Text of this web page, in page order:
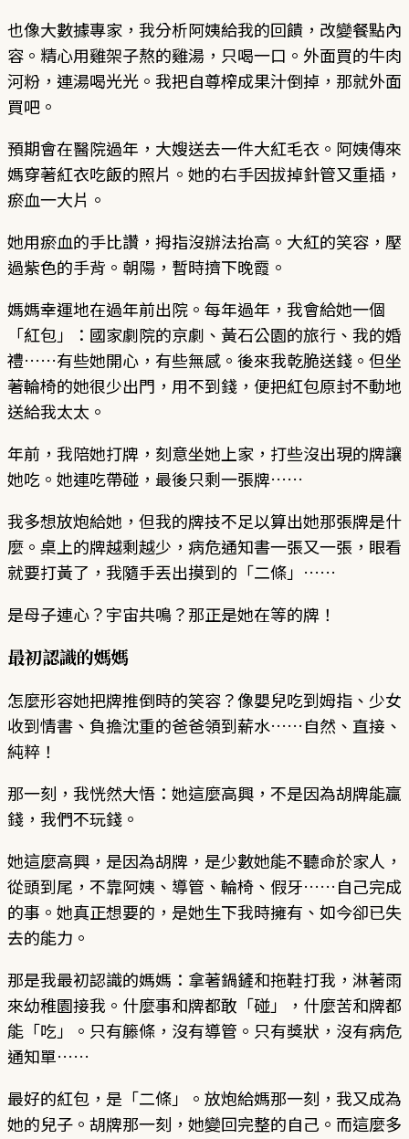
也像大數據專家，我分析阿姨給我的回饋，改變餐點內
容。精心用雞架子熬的雞湯，只喝一口。外面買的牛肉
河粉，連湯喝光光。我把自尊榨成果汁倒掉，那就外面
買吧。
預期會在醫院過年，大嫂送去一件大紅毛衣。阿姨傳來
媽穿著紅衣吃飯的照片。她的右手因拔掉針管又重插，
瘀血一大片。
她用瘀血的手比讚，拇指沒辦法抬高。大紅的笑容，壓
過紫色的手背。朝陽，暫時擠下晚霞。
媽媽幸運地在過年前出院。每年過年，我會給她一個
「紅包」：國家劇院的京劇、黃石公園的旅行、我的婚
禮……有些她開心，有些無感。後來我乾脆送錢。但坐
著輪椅的她很少出門，用不到錢，便把紅包原封不動地
送給我太太。
年前，我陪她打牌，刻意坐她上家，打些沒出現的牌讓
她吃。她連吃帶碰，最後只剩一張牌……
我多想放炮給她，但我的牌技不足以算出她那張牌是什
麼。桌上的牌越剩越少，病危通知書一張又一張，眼看
就要打黃了，我隨手丟出摸到的「二條」……
是母子連心？宇宙共鳴？那正是她在等的牌！
最初認識的媽媽
怎麼形容她把牌推倒時的笑容？像嬰兒吃到姆指、少女
收到情書、負擔沈重的爸爸領到薪水……自然、直接、
純粹！
那一刻，我恍然大悟：她這麼高興，不是因為胡牌能贏
錢，我們不玩錢。
她這麼高興，是因為胡牌，是少數她能不聽命於家人，
從頭到尾，不靠阿姨、導管、輪椅、假牙……自己完成
的事。她真正想要的，是她生下我時擁有、如今卻已失
去的能力。
那是我最初認識的媽媽：拿著鍋鏟和拖鞋打我，淋著雨
來幼稚園接我。什麼事和牌都敢「碰」，什麼苦和牌都
能「吃」。只有籐條，沒有導管。只有獎狀，沒有病危
通知單……
最好的紅包，是「二條」。放炮給媽那一刻，我又成為
她的兒子。胡牌那一刻，她變回完整的自己。而這麼多